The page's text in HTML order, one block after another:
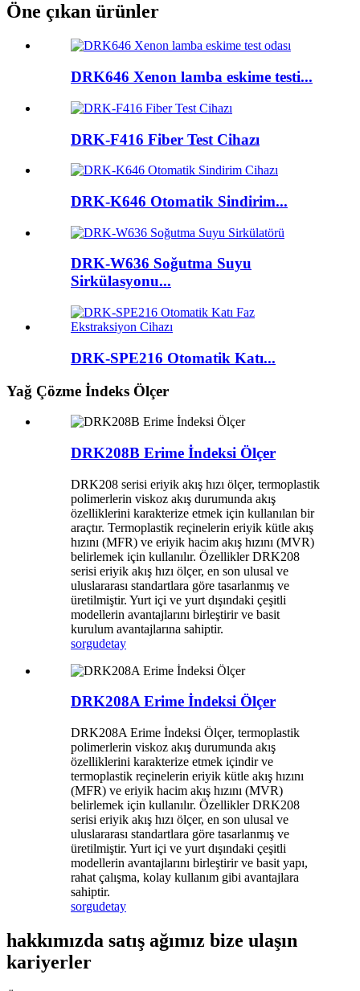
Öne çıkan ürünler
DRK646 Xenon lamba eskime testi...
DRK-F416 Fiber Test Cihazı
DRK-K646 Otomatik Sindirim...
DRK-W636 Soğutma Suyu
Sirkülasyonu...
DRK-SPE216 Otomatik Katı...
Yağ Çözme İndeks Ölçer
DRK208B Erime İndeksi Ölçer
DRK208 serisi eriyik akış hızı ölçer, termoplastik
polimerlerin viskoz akış durumunda akış
özelliklerini karakterize etmek için kullanılan bir
araçtır. Termoplastik reçinelerin eriyik kütle akış
hızını (MFR) ve eriyik hacim akış hızını (MVR)
belirlemek için kullanılır. Özellikler DRK208
serisi eriyik akış hızı ölçer, en son ulusal ve
uluslararası standartlara göre tasarlanmış ve
üretilmiştir. Yurt içi ve yurt dışındaki çeşitli
modellerin avantajlarını birleştirir ve basit
kurulum avantajlarına sahiptir.
sorgudetay
DRK208A Erime İndeksi Ölçer
DRK208A Erime İndeksi Ölçer, termoplastik
polimerlerin viskoz akış durumunda akış
özelliklerini karakterize etmek içindir ve
termoplastik reçinelerin eriyik kütle akış hızını
(MFR) ve eriyik hacim akış hızını (MVR)
belirlemek için kullanılır. Özellikler DRK208
serisi eriyik akış hızı ölçer, en son ulusal ve
uluslararası standartlara göre tasarlanmış ve
üretilmiştir. Yurt içi ve yurt dışındaki çeşitli
modellerin avantajlarını birleştirir ve basit yapı,
rahat çalışma, kolay kullanım gibi avantajlara
sahiptir.
sorgudetay
hakkımızda satış ağımız bize ulaşın
kariyerler